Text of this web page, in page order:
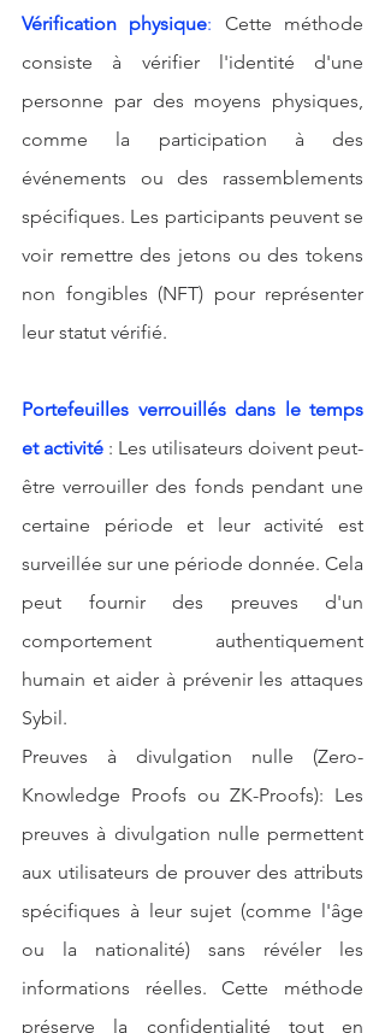
Vérification physique: Cette méthode
consiste à vérifier l'identité d'une
personne par des moyens physiques,
comme la participation à des
événements ou des rassemblements
spécifiques. Les participants peuvent se
voir remettre des jetons ou des tokens
non fongibles (NFT) pour représenter
leur statut vérifié.
Portefeuilles verrouillés dans le temps
et activité : Les utilisateurs doivent peut-
être verrouiller des fonds pendant une
certaine période et leur activité est
surveillée sur une période donnée. Cela
peut fournir des preuves d'un
comportement authentiquement
humain et aider à prévenir les attaques
Sybil.
Preuves à divulgation nulle (Zero-
Knowledge Proofs ou ZK-Proofs): Les
preuves à divulgation nulle permettent
aux utilisateurs de prouver des attributs
spécifiques à leur sujet (comme l'âge
ou la nationalité) sans révéler les
informations réelles. Cette méthode
préserve la confidentialité tout en